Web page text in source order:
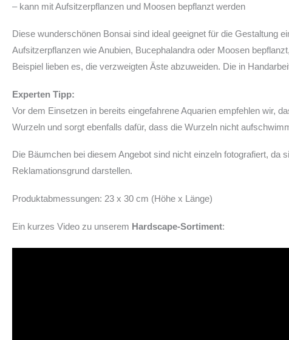
– kann mit Aufsitzerpflanzen und Moosen bepflanzt werden
Diese wunderschönen Bonsai sind ideal geeignet für die Gestaltung
Aufsitzerpflanzen wie Anubien, Bucephalandra oder Moosen
Beispiel lieben es, die verzweigten Äste abzuweiden. Die in
Experten Tipp:
Vor dem Einsetzen in bereits eingefahrene Aquarien empfehlen wir,
Wurzeln und sorgt ebenfalls dafür, dass die Wurzeln nicht
Die Bäumchen bei diesem Angebot sind nicht einzeln fotografiert,
Reklamationsgrund darstellen.
Produktabmessungen: 23 x 30 cm (Höhe x Länge)
Ein kurzes Video zu unserem Hardscape-Sortiment: